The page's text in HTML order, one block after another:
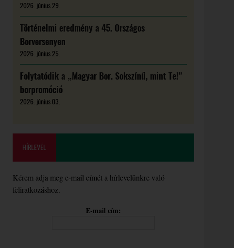
2026. június 29.
Történelmi eredmény a 45. Országos
Borversenyen
2026. június 25.
Folytatódik a „Magyar Bor. Sokszínű, mint Te!”
borpromóció
2026. június 03.
HÍRLEVÉL
Kérem adja meg e-mail címét a hírlevelünkre való
feliratkozáshoz.
E-mail cím: